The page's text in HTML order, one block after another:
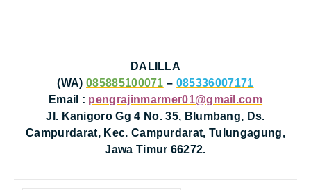
DALILLA
(WA) 085885100071 – 085336007171
Email : pengrajinmarmer01@gmail.com
Jl. Kanigoro Gg 4 No. 35, Blumbang, Ds.
Campurdarat, Kec. Campurdarat, Tulungagung,
Jawa Timur 66272.